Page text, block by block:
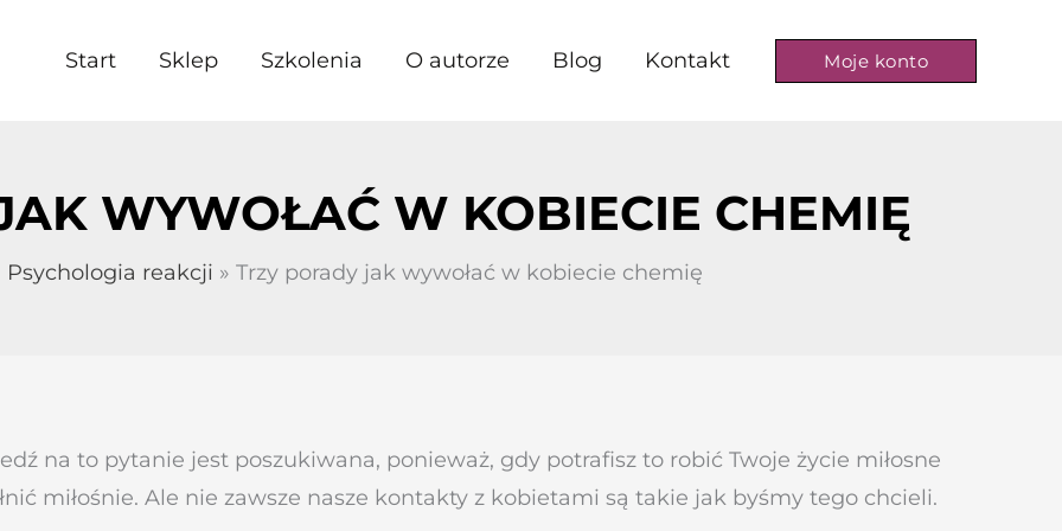
Start Sklep Szkolenia O autorze Blog Kontakt Moje konto
WYWOŁAĆ W KOBIECIE CHEMIĘ
Psychologia reakcji Trzy porady jak wywołać w kobiecie chemię
na to pytanie jest poszukiwana, ponieważ, gdy potrafisz to robić Twoje życie miłosne
miłośnie. Ale nie zawsze nasze kontakty z kobietami są takie jak byśmy tego chcieli.